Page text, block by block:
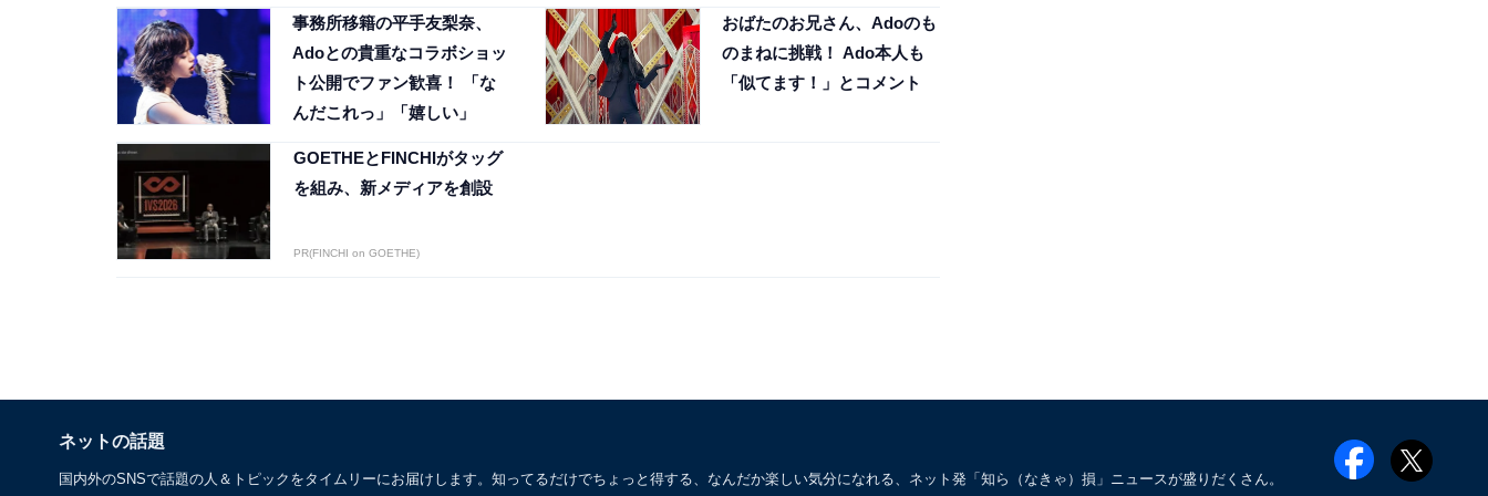
事務所移籍の平手友梨奈、
Adoとの貴重なコラボショッ
ト公開でファン歓喜！ 「な
んだこれっ」「嬉しい」
おばたのお兄さん、Adoのも
のまねに挑戦！ Ado本人も
「似てます！」とコメント
GOETHEとFINCHIがタッグ
を組み、新メディアを創設
PR(FINCHI on GOETHE)
ネットの話題
国内外のSNSで話題の人＆トピックをタイムリーにお届けします。知ってるだけでちょっと得する、なんだか楽しい気分になれる、ネット発「知ら（なきゃ）損」ニュースが盛りだくさん。